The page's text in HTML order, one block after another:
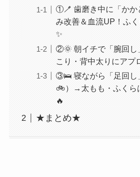
①🪥 歯磨き中に「かか
み改善＆血流UP！ふ
✨
②🌞 朝イチで「腕回
こり・背中太りにアプ
③🛌 寝ながら「足回し
🚲）→太もも・ふくら
🔥
★まとめ★